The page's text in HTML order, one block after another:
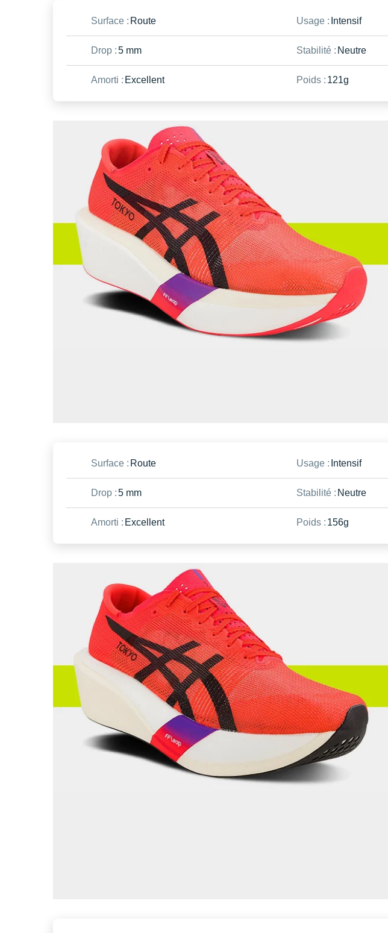
Surface : Route Usage : Intensif
Drop :5 mm Stabilité : Neutre
Amorti : Excellent Poids : 121g
Surface : Route Usage : Intensif
Drop :5 mm Stabilité : Neutre
Amorti : Excellent Poids : 156g